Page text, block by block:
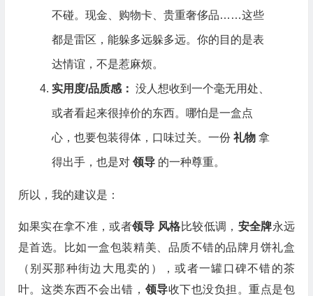
不碰。现金、购物卡、贵重奢侈品……这些
都是雷区，能躲多远躲多远。你的目的是表
达情谊，不是惹麻烦。
实用度/品质感： 没人想收到一个毫无用处、
或者看起来很掉价的东西。哪怕是一盒点
心，也要包装得体，口味过关。一份 礼物 拿
得出手，也是对 领导 的一种尊重。
所以，我的建议是：
如果实在拿不准，或者领导 风格比较低调， 安全牌永远
是首选。比如一盒包装精美、品质不错的品牌月饼礼盒
（别买那种街边大甩卖的），或者一罐口碑不错的茶
叶。这类东西不会出错， 领导收下也没负担。重点是包